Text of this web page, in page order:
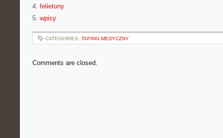
4. felietony
5. wpisy
CATEGORIES: TAPING MEDYCZNY
Comments are closed.